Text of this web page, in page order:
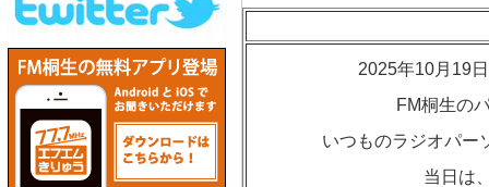
2025年10月19
FM桐生の
いつものラジオパー
当日は